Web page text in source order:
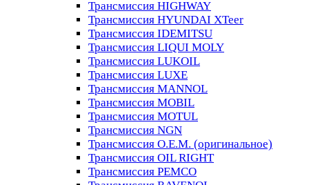
Трансмиссия HIGHWAY
Трансмиссия HYUNDAI XTeer
Трансмиссия IDEMITSU
Трансмиссия LIQUI MOLY
Трансмиссия LUKOIL
Трансмиссия LUXE
Трансмиссия MANNOL
Трансмиссия MOBIL
Трансмиссия MOTUL
Трансмиссия NGN
Трансмиссия O.E.M. (оригинальное)
Трансмиссия OIL RIGHT
Трансмиссия PEMCO